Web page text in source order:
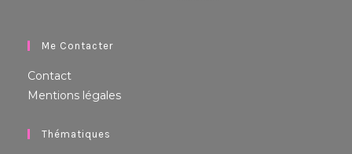
Me Contacter
Contact
Mentions légales
Thématiques